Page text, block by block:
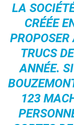
LA
CRÉÉE
TRUCS
ANNÉE.
123